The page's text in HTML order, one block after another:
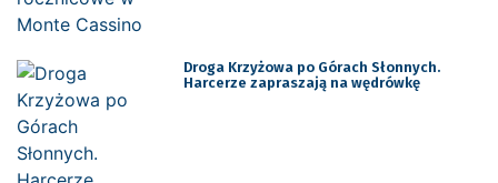
Droga Krzyżowa po Górach Słonnych.
Harcerze zapraszają na wędrówkę